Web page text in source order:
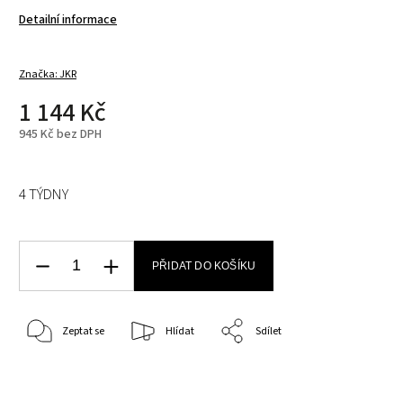
Detailní informace
Značka:JKR
1 144 Kč
945 Kč bez DPH
4 TÝDNY
PŘIDAT DO KOŠÍKU
Zeptat se Hlídat Sdílet